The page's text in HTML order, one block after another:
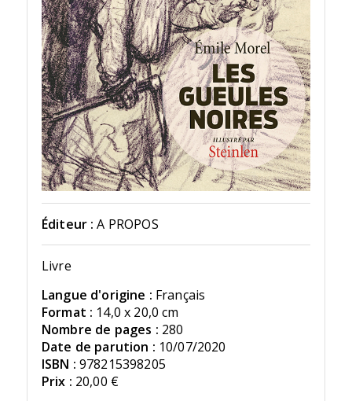
Éditeur : A PROPOS
Livre
Langue d'origine : Français
Format : 14,0 x 20,0 cm
Nombre de pages : 280
Date de parution : 10/07/2020
ISBN : 978215398205
Prix : 20,00 €